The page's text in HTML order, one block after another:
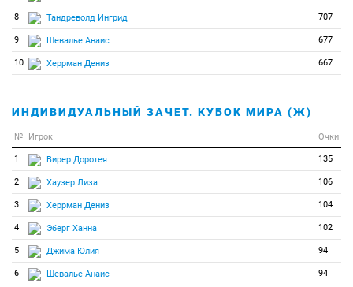
8 Тандреволд Ингрид 707
9 Шевалье Анаис 677
10 Херрман Дениз 667
ИНДИВИДУАЛЬНЫЙ ЗАЧЕТ. КУБОК МИРА (Ж)
№ Игрок Очки
1 Вирер Доротея 135
2 Хаузер Лиза 106
3 Херрман Дениз 104
4 Эберг Ханна 102
5 Джима Юлия 94
6 Шевалье Анаис 94